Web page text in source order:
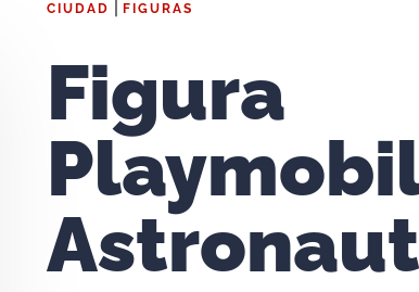
CIUDAD FIGURAS
Figura